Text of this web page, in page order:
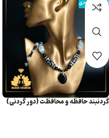
اتمام موجودی
گردنبند حافظه و محافظت (دور گردنی)